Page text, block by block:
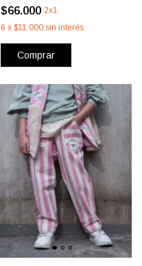
$66.000 2x1
6 x $11.000 sin interés
Comprar